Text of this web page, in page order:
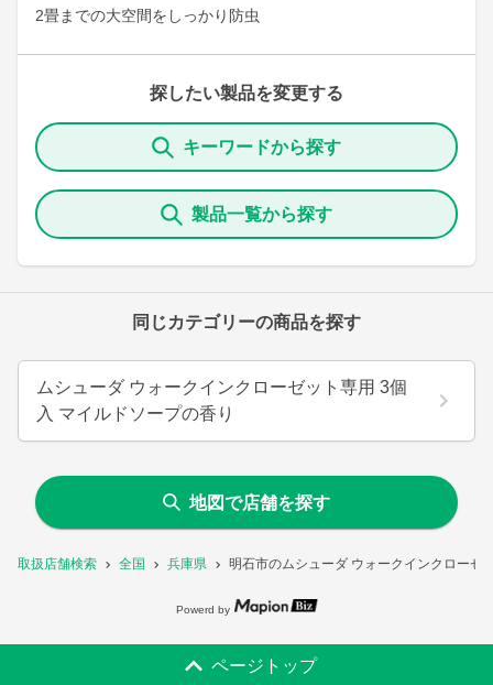
取扱店舗検索 全国 兵庫県 明石市のムシューダ ウォークインクローゼ
2畳までの大空間をしっかり防虫
探したい製品を変更する
キーワードから探す
製品一覧から探す
同じカテゴリーの商品を探す
ムシューダ ウォークインクローゼット専用 3個
入 マイルドソープの香り
地図で店舗を探す
Powerd by
ページトップ